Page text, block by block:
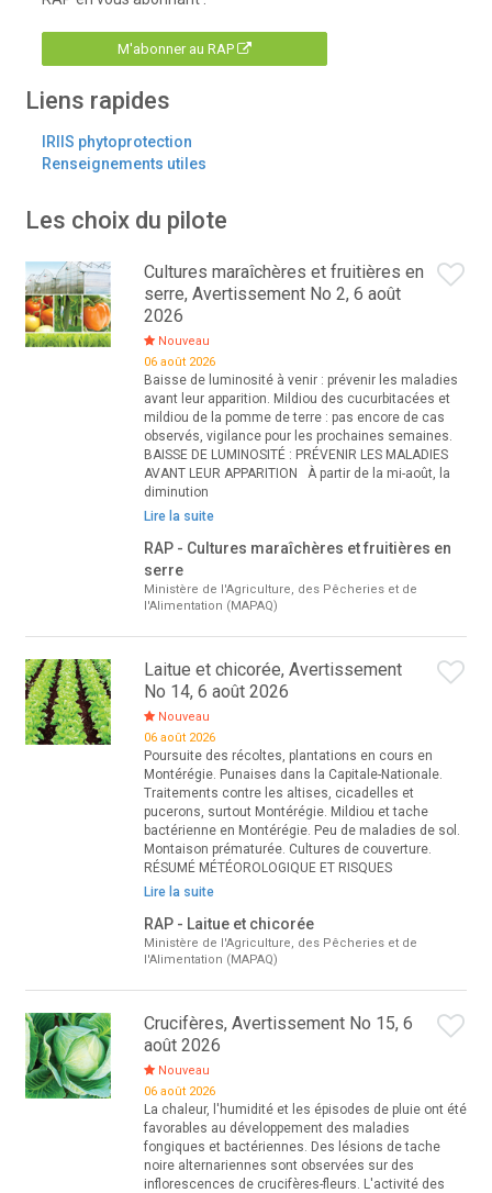
M'abonner au RAP
Liens rapides
IRIIS phytoprotection
Renseignements utiles
Les choix du pilote
Cultures maraîchères et fruitières en
serre, Avertissement No 2, 6 août
2026
Nouveau
06 août 2026
Baisse de luminosité à venir : prévenir les maladies
avant leur apparition. Mildiou des cucurbitacées et
mildiou de la pomme de terre : pas encore de cas
observés, vigilance pour les prochaines semaines.
BAISSE DE LUMINOSITÉ : PRÉVENIR LES MALADIES
AVANT LEUR APPARITION À partir de la mi-août, la
diminution
Lire la suite
RAP - Cultures maraîchères et fruitières en
serre
Ministère de l'Agriculture, des Pêcheries et de
l'Alimentation (MAPAQ)
Laitue et chicorée, Avertissement
No 14, 6 août 2026
Nouveau
06 août 2026
Poursuite des récoltes, plantations en cours en
Montérégie. Punaises dans la Capitale-Nationale.
Traitements contre les altises, cicadelles et
pucerons, surtout Montérégie. Mildiou et tache
bactérienne en Montérégie. Peu de maladies de sol.
Montaison prématurée. Cultures de couverture.
RÉSUMÉ MÉTÉOROLOGIQUE ET RISQUES
Lire la suite
RAP - Laitue et chicorée
Ministère de l'Agriculture, des Pêcheries et de
l'Alimentation (MAPAQ)
Crucifères, Avertissement No 15, 6
août 2026
Nouveau
06 août 2026
La chaleur, l'humidité et les épisodes de pluie ont été
favorables au développement des maladies
fongiques et bactériennes. Des lésions de tache
noire alternariennes sont observées sur des
inflorescences de crucifères-fleurs. L'activité des